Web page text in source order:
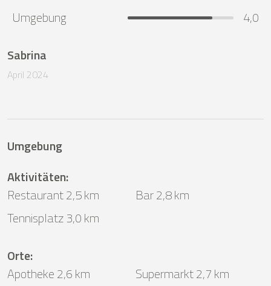
Umgebung
4,0
Sabrina
April 2024
Umgebung
Aktivitäten:
Restaurant 2,5 km
Bar 2,8 km
Tennisplatz 3,0 km
Orte:
Apotheke 2,6 km
Supermarkt 2,7 km